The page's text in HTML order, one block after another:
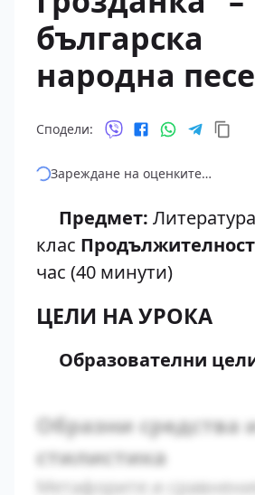
българска
народна
Сподели:
Зареждане на оценките…
Предмет: Литература
клас
час (40 минути)
ЦЕЛИ НА УРОКА
Образователни
Образни средства
стилистика
Метафорите и